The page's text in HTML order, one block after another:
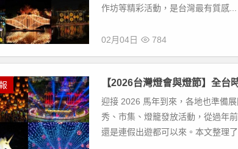
作坊等精彩活動，是台灣最有質感...
02月04日 784
【2026台灣燈會與燈節】全台
迎接 2026 馬年到來，各地也準備
秀、市集、燈籠發放活動，從過年
還是連假出遊都可以來。本文整理